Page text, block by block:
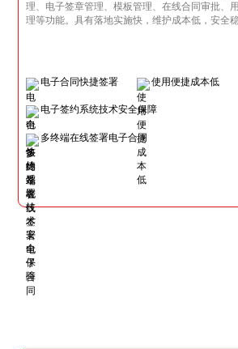
理、电子签章管理、模板管理、在线合同审批、
理等功能。具有落地实施快，维护成本低，安全稳
电子合同快捷签署 使用便捷成本低
电子签约系统技术安全保障
多终端在线签署电子合同